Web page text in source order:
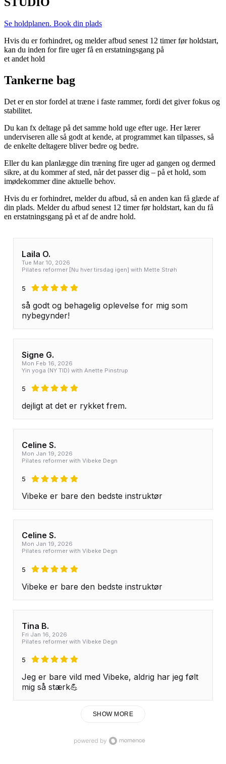
Se holdplanen. Book din plads
Hvis du er forhindret, og melder afbud senest 12 timer før holdstart,
kan du inden for fire uger få en erstatningsgang på
et andet hold
Tankerne bag
Det er en stor fordel at træne i faste rammer, fordi det giver fokus og
stabilitet.
Du kan fx deltage på det samme hold uge efter uge. Her lærer
underviseren alle så godt at kende, at programmet kan tilpasses, så
de enkelte deltagere bliver bedre og bedre.
Eller du kan planlægge din træning fire uger ad gangen og dermed
sikre, at du kommer af sted, når det passer dig – på et hold, som
imødekommer dine aktuelle behov.
Hvis du er forhindret, melder du afbud, så en anden kan få glæde af
din plads. Melder du afbud senest 12 timer før holdstart, kan du få
en erstatningsgang på et af de andre hold.
Laila O.
Tue Mar 10, 2026
Pilates reformer [Nu hver tirsdag igen] with Mette Strøh
5
så godt og behagelig oplevelse for mig som
nybegynder!
Signe G.
Mon Feb 16, 2026
Yin yoga (NY TID) with Anette Pinstrup
5
dejligt at det er rykket frem.
Celine S.
Mon Jan 19, 2026
Pilates reformer with Vibeke Degn
5
Vibeke er bare den bedste instruktør
Celine S.
Mon Jan 19, 2026
Pilates reformer with Vibeke Degn
5
Vibeke er bare den bedste instruktør
Tina B.
Fri Jan 16, 2026
Pilates reformer with Vibeke Degn
5
Jeg er bare vild med Vibeke, aldrig har jeg følt
mig så stærk💪
SHOW MORE